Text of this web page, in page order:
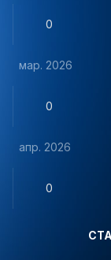
0
мар. 2026
0
апр. 2026
0